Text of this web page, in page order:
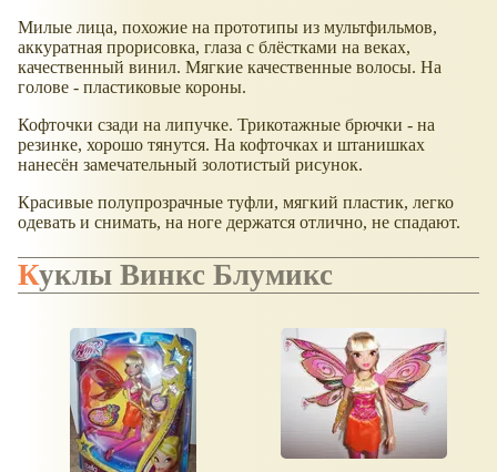
Милые лица, похожие на прототипы из мультфильмов,
аккуратная прорисовка, глаза с блёстками на веках,
качественный винил. Мягкие качественные волосы. На
голове - пластиковые короны.
Кофточки сзади на липучке. Трикотажные брючки - на
резинке, хорошо тянутся. На кофточках и штанишках
нанесён замечательный золотистый рисунок.
Красивые полупрозрачные туфли, мягкий пластик, легко
одевать и снимать, на ноге держатся отлично, не спадают.
Куклы Винкс Блумикс